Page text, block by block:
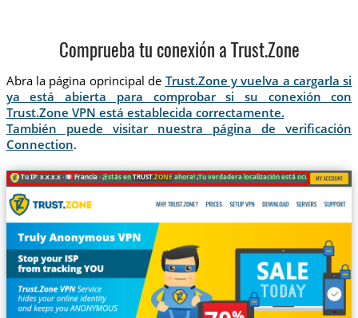
Comprueba tu conexión a Trust.Zone
Abra la página oprincipal de Trust.Zone y vuelva a cargarla si
ya está abierta para comprobar si su conexión con
Trust.Zone VPN está establecida correctamente.
También puede visitar nuestra página de verificación
Connection.
Tu IP: x.x.x.x · Francia ·¡Estás enTRUST.ZONEahora! ¡Tu verdadera localización está oculta!